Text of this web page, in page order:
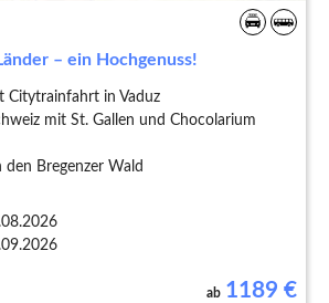
– ein Hochgenuss!
Citytrainfahrt in Vaduz
mit St. Gallen und Chocolarium
Bregenzer Wald
ab 1189 €